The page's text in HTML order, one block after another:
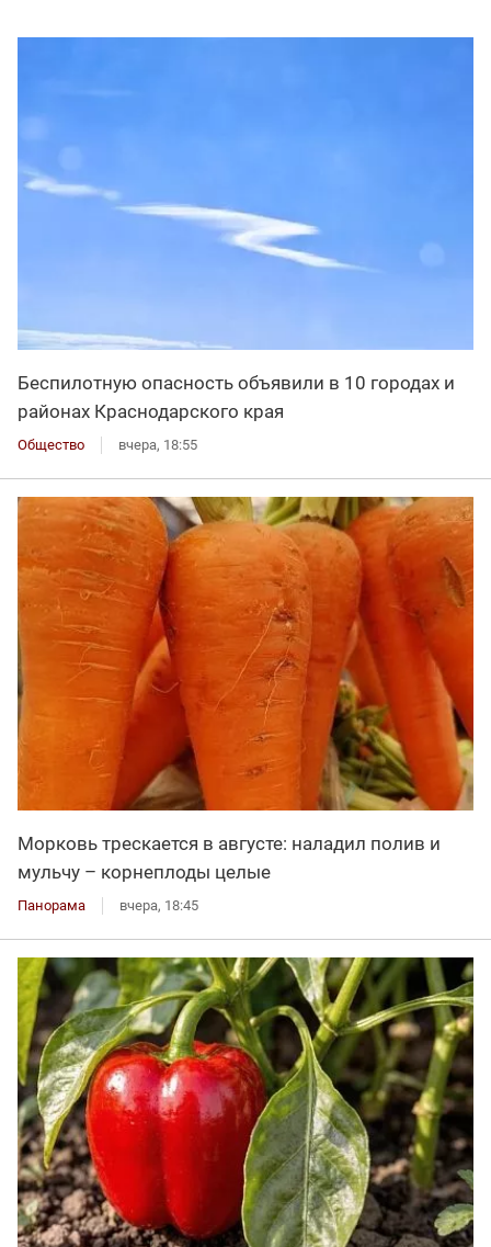
Беспилотную опасность объявили в 10 городах и
районах Краснодарского края
Общество вчера, 18:55
Морковь трескается в августе: наладил полив и
мульчу – корнеплоды целые
Панорама вчера, 18:45